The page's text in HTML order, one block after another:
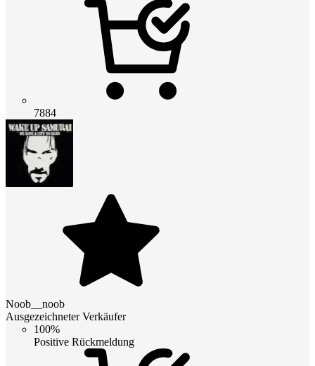
7884
Noob__noob
Ausgezeichneter Verkäufer
100%
Positive Rückmeldung